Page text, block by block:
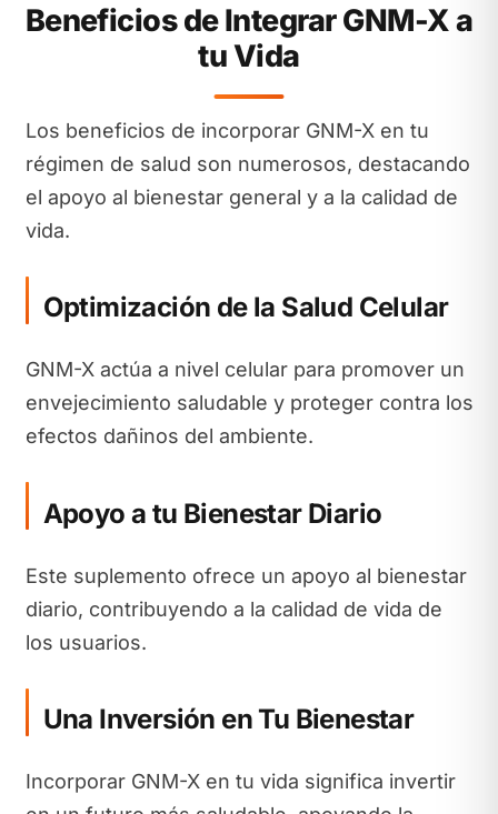
Beneficios de Integrar GNM-X a
tu Vida
Los beneficios de incorporar GNM-X en tu
régimen de salud son numerosos, destacando
el apoyo al bienestar general y a la calidad de
vida.
Optimización de la Salud Celular
GNM-X actúa a nivel celular para promover un
envejecimiento saludable y proteger contra los
efectos dañinos del ambiente.
Apoyo a tu Bienestar Diario
Este suplemento ofrece un apoyo al bienestar
diario, contribuyendo a la calidad de vida de
los usuarios.
Una Inversión en Tu Bienestar
Incorporar GNM-X en tu vida significa invertir